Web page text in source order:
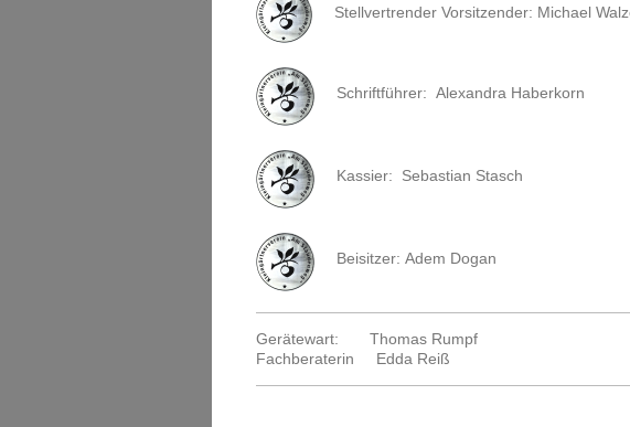
Stellvertrender Vorsitzender: Michael
Schriftführer: Alexandra Haberkorn
Kassier: Sebastian Stasch
Beisitzer: Adem Dogan
Gerätewart: Thomas Rumpf
Fachberaterin Edda Reiß